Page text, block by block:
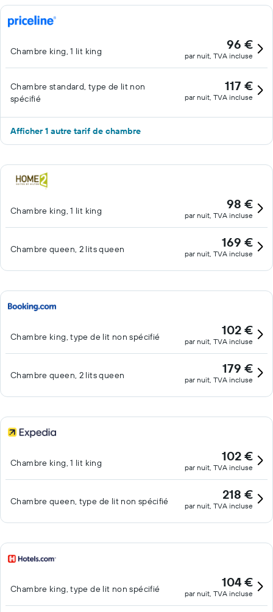
Chambre king, 1 lit king 96 €
par nuit, TVA incluse
Chambre standard, type de lit non
spécifié
117 €
par nuit, TVA incluse
Afficher 1 autre tarif de chambre
Chambre king, 1 lit king 98 €
par nuit, TVA incluse
Chambre queen, 2 lits queen 169 €
par nuit, TVA incluse
Chambre king, type de lit non spécifié 102 €
par nuit, TVA incluse
Chambre queen, 2 lits queen 179 €
par nuit, TVA incluse
Chambre king, 1 lit king 102 €
par nuit, TVA incluse
Chambre queen, type de lit non spécifié 218 €
par nuit, TVA incluse
Chambre king, type de lit non spécifié 104 €
par nuit, TVA incluse